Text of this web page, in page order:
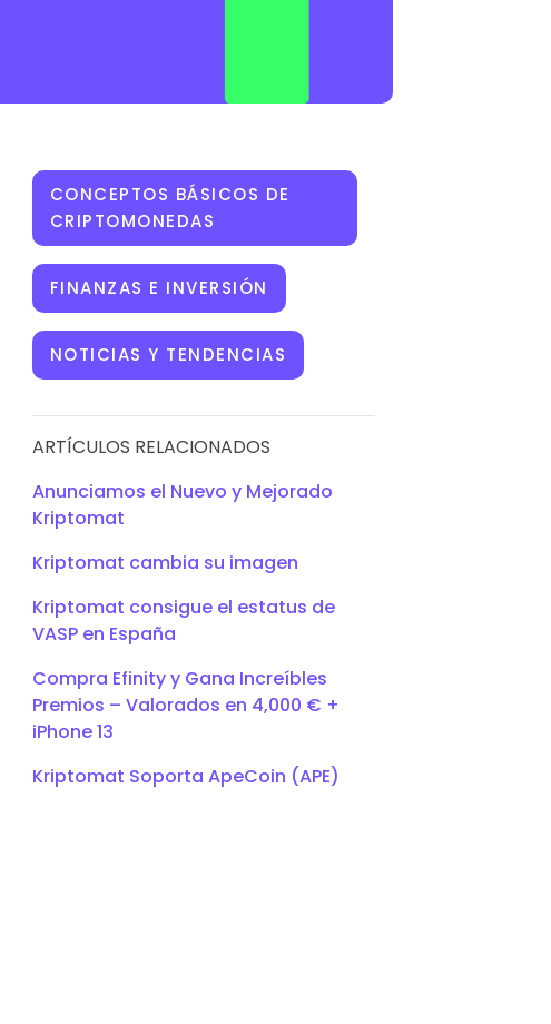
CONCEPTOS BÁSICOS DE
CRIPTOMONEDAS
FINANZAS E INVERSIÓN
NOTICIAS Y TENDENCIAS
ARTÍCULOS RELACIONADOS
Anunciamos el Nuevo y Mejorado
Kriptomat
Kriptomat cambia su imagen
Kriptomat consigue el estatus de
VASP en España
Compra Efinity y Gana Increíbles
Premios – Valorados en 4,000 € +
iPhone 13
Kriptomat Soporta ApeCoin (APE)